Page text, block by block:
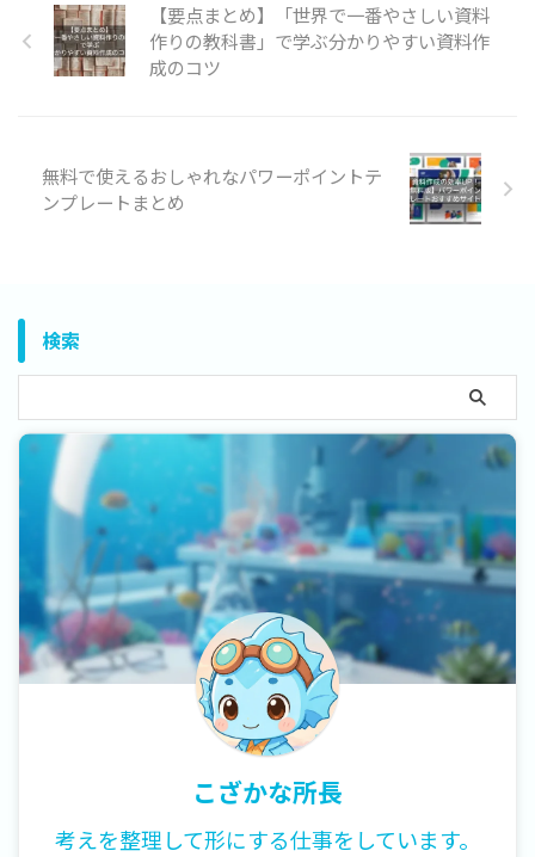
【要点まとめ】「世界で一番やさしい資料
作りの教科書」で学ぶ分かりやすい資料作
成のコツ
無料で使えるおしゃれなパワーポイントテ
ンプレートまとめ
検索
こざかな所長
考えを整理して形にする仕事をしています。